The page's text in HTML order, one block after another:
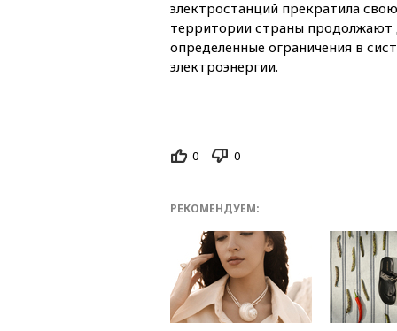
электростанций прекратила
территории страны продолжают
определенные ограничения в
электроэнергии.
0 0
РЕКОМЕНДУЕМ: